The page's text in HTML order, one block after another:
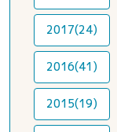
2017(24)
2016(41)
2015(19)